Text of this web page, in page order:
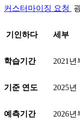
커스터마이징 요청
기인하다 세부
학습기간 2021년
기준 연도 2025년
예측기간 2026년